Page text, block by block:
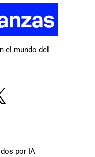
el mundo del
por IA